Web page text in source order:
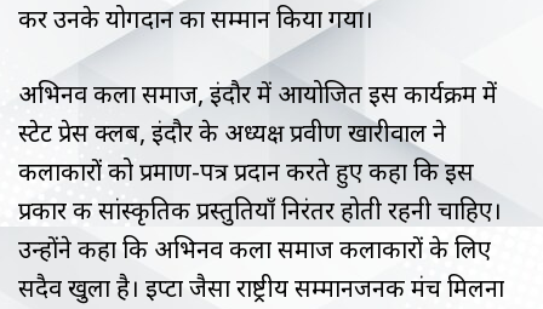
कर उनके योगदान का सम्मान किया गया।
अभिनव कला समाज, इंदौर में आयोजित इस कार्यक्रम में
स्टेट प्रेस क्लब, इंदौर के अध्यक्ष प्रवीण खारीवाल ने
कलाकारों को प्रमाण-पत्र प्रदान करते हुए कहा कि इस
प्रकार की सांस्कृतिक प्रस्तुतियाँ निरंतर होती रहनी चाहिए।
उन्होंने कहा कि अभिनव कला समाज कलाकारों के लिए
सदैव खुला है। इप्टा जैसा राष्ट्रीय सम्मानजनक मंच मिलना